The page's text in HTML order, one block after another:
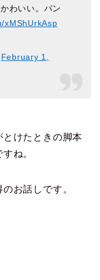
わいい。パン
xMShUrkAsp
February 1,
けたときの脚本
ね。
お話しです。